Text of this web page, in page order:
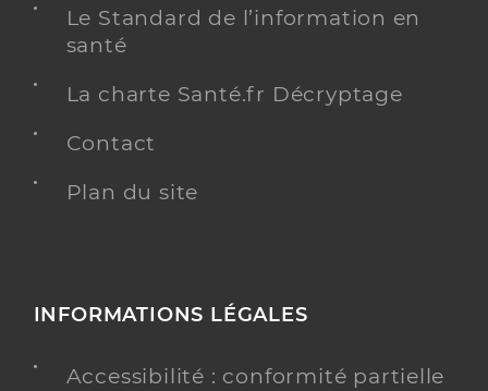
Le Standard de l’information en
santé
La charte Santé.fr Décryptage
Contact
Plan du site
INFORMATIONS LÉGALES
Accessibilité : conformité partielle